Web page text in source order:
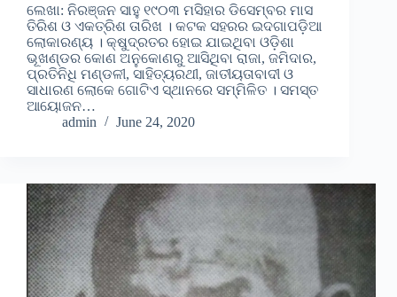
ଲେଖା: ନିରଞ୍ଜନ ସାହୁ ୧୯୦୩ ମସିହାର ଡିସେମ୍ବର ମାସ
ତିରିଶ ଓ ଏକତ୍ରିଶ ତାରିଖ । କଟକ ସହରର ଇଦଗାପଡ଼ିଆ
ଲୋକାରଣ୍ୟ । କ୍ଷୁଦ୍ରତର ହୋଇ ଯାଇଥିବା ଓଡ଼ିଶା
ଭୂଖଣ୍ଡର କୋଣ ଅନୁକୋଣରୁ ଆସିଥିବା ରାଜା, ଜମିଦାର,
ପ୍ରତିନିଧି ମଣ୍ଡଳୀ, ସାହିତ୍ୟରଥୀ, ଜାତୀୟତାବାଦୀ ଓ
ସାଧାରଣ ଲୋକେ ଗୋଟିଏ ସ୍ଥାନରେ ସମ୍ମିଳିତ । ସମସ୍ତ
ଆୟୋଜନ…
admin
June 24, 2020